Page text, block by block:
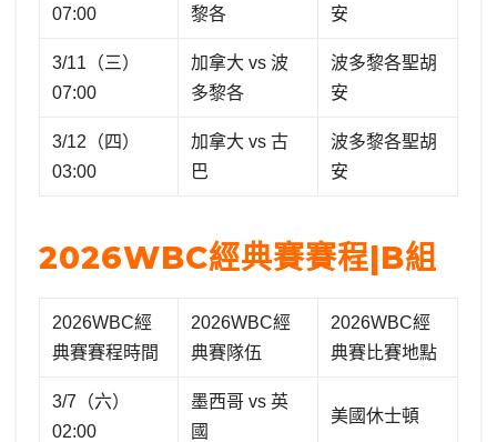
07:00
黎各
安
3/11（三）
07:00
加拿大 vs 波
多黎各
波多黎各聖胡
安
3/12（四）
03:00
加拿大 vs 古
巴
波多黎各聖胡
安
2026WBC經典賽賽程|B組
2026WBC經
典賽賽程時間
2026WBC經
典賽隊伍
2026WBC經
典賽比賽地點
3/7（六）
02:00
墨西哥 vs 英
國
美國休士頓